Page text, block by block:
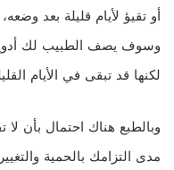
أو تقيؤ لأيام قليلة بعد
وسوف يصف الطبيب لك
لكنها قد تبقى في الأيام
وبالطبع هناك احتمال بأن
مدى التزامك بالحمية